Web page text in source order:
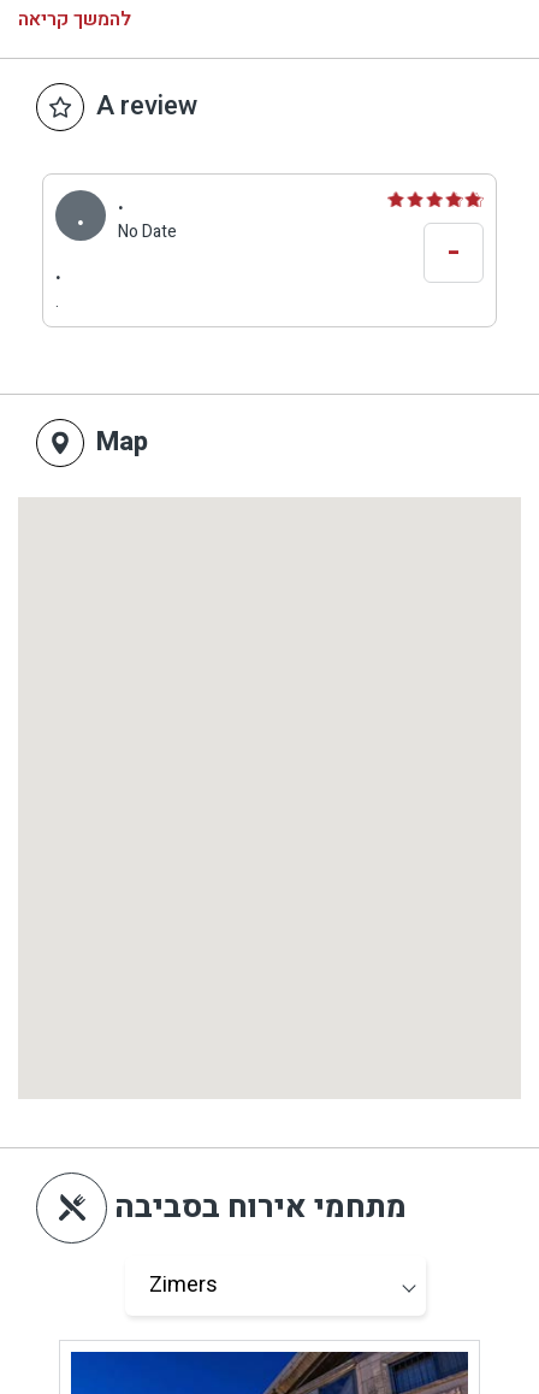
להמשך קריאה
A review
. .
No Date
.
.
-
Map
מתחמי אירוח בסביבה